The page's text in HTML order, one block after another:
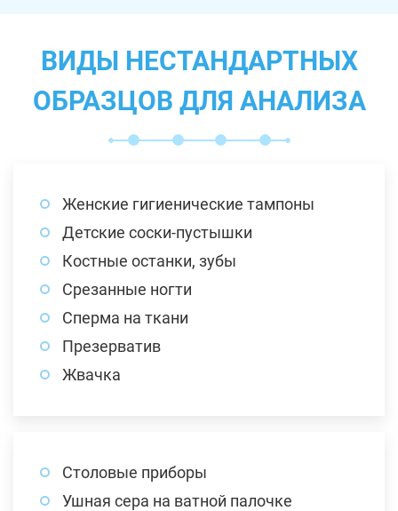
ВИДЫ НЕСТАНДАРТНЫХ
ОБРАЗЦОВ ДЛЯ АНАЛИЗА
Женские гигиенические тампоны
Детские соски-пустышки
Костные останки, зубы
Срезанные ногти
Сперма на ткани
Презерватив
Жвачка
Столовые приборы
Ушная сера на ватной палочке